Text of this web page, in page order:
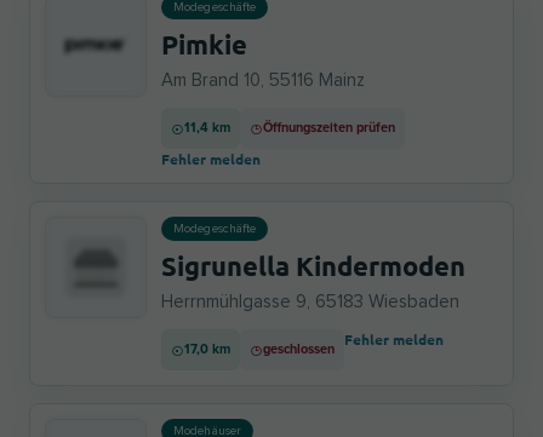
Modegeschäfte
Pimkie
Am Brand 10, 55116 Mainz
11,4 km Öffnungszeiten prüfen
Fehler melden
Modegeschäfte
Sigrunella Kindermoden
Herrnmühlgasse 9, 65183 Wiesbaden
17,0 km geschlossen
Fehler melden
Modehäuser